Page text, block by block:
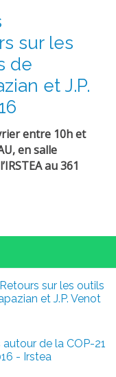
sur les
de
et J.P.
entre 10h et
en salle
au 361
sur les outils
et J.P. Venot
de la COP-21
- Irstea